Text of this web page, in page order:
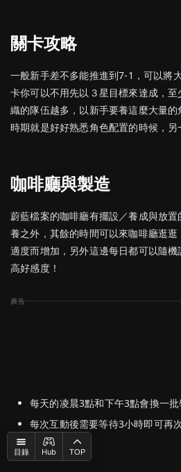
關卡攻略
一般新手差不多能推進到7-1，可以將
卡你可以不用先以３星目標來達成，
織的隊伍越多，以新手要養這麼大量
時期就是好好熟悉角色配置的時候，另
咖啡廳與製造
蔚藍檔案的咖啡廳有擺設／養成與放
養之外，其餘的時間可以來咖啡廳逛
適度而增加，另外這邊每日都可以隨
高好感度！
每天的凌晨3點和下午3點會換一批
每次互動後需要等待3小時即可再
好感度一覽表
目錄 Hub TOP